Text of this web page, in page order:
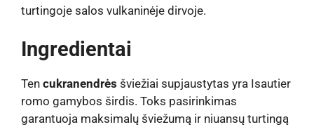
turtingoje salos vulkaninėje dirvoje.
Ingredientai
Ten cukranendrės šviežiai supjaustytas yra Isautier
romo gamybos širdis. Toks pasirinkimas
garantuoja maksimalų šviežumą ir niuansų turtingą